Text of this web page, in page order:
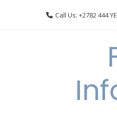
Call Us: +2782 444